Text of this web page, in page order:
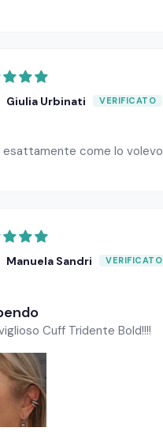
Giulia Urbinati
esattamente come lo volevo
Manuela Sandri
Cuff Tridente Bold!!!!